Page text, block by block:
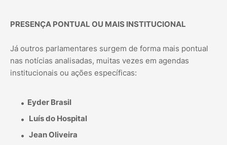
PRESENÇA PONTUAL OU MAIS INSTITUCIONAL
Já outros parlamentares surgem de forma mais pontual
nas notícias analisadas, muitas vezes em agendas
institucionais ou ações específicas:
Eyder Brasil
Luís do Hospital
Jean Oliveira